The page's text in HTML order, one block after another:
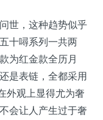
世，这种趋势似乎
十噚系列一共两
为红金款全历月
是表链，全都采用
外观上显得尤为奢
会让人产生过于奢